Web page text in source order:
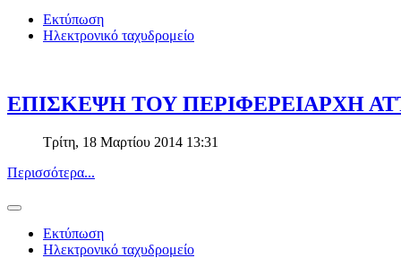
Εκτύπωση
Ηλεκτρονικό ταχυδρομείο
ΕΠΙΣΚΕΨΗ ΤΟΥ ΠΕΡΙΦΕΡΕΙΑΡΧΗ
Τρίτη, 18 Μαρτίου 2014 13:31
Περισσότερα...
Εκτύπωση
Ηλεκτρονικό ταχυδρομείο